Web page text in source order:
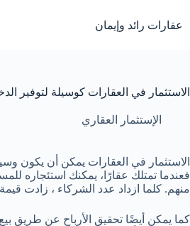
المحتوى
عقارات رائد وإيمان
الاستثمار في العقارات كوسيلة لتوفير
الإستثمار العقاري
الاستثمار في العقارات يمكن أن يكون
فعندما تمتلك عقارًا، يمكنك استئجاره
منهم. كلما ازداد عدد الشركاء ، زادت قيمة
كما يمكن أيضًا تحقيق الأرباح عن طريق